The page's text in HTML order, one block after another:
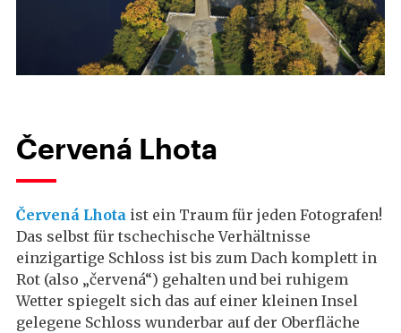
Červená Lhota
Červená Lhota ist ein Traum für jeden Fotografen!
Das selbst für tschechische Verhältnisse
einzigartige Schloss ist bis zum Dach komplett in
Rot (also „červená“) gehalten und bei ruhigem
Wetter spiegelt sich das auf einer kleinen Insel
gelegene Schloss wunderbar auf der Oberfläche